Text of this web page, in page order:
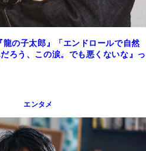
の子太郎』「エンドロールで自然
ろう、この涙。でも悪くないな』っ
エンタメ